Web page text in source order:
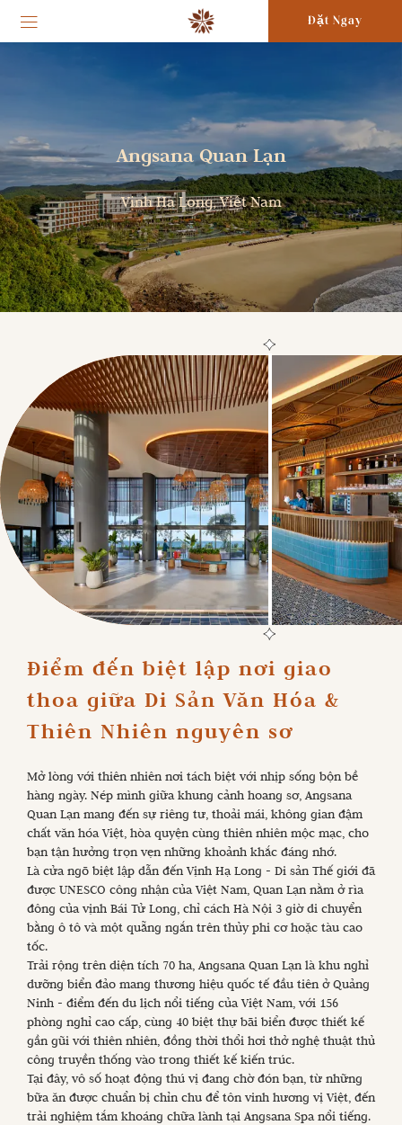
Đặt Ngay
Angsana Quan Lạn
Vịnh Hạ Long, Việt Nam
Điểm đến biệt lập nơi giao
thoa giữa Di Sản Văn Hóa &
Thiên Nhiên nguyên sơ
Mở lòng với thiên nhiên nơi tách biệt với nhịp sống bộn bề
hàng ngày. Nép mình giữa khung cảnh hoang sơ, Angsana
Quan Lạn mang đến sự riêng tư, thoải mái, không gian đậm
chất văn hóa Việt, hòa quyện cùng thiên nhiên mộc mạc, cho
bạn tận hưởng trọn vẹn những khoảnh khắc đáng nhớ.
Là cửa ngõ biệt lập dẫn đến Vịnh Hạ Long - Di sản Thế giới đã
được UNESCO công nhận của Việt Nam, Quan Lạn nằm ở rìa
đông của vịnh Bái Tử Long, chỉ cách Hà Nội 3 giờ di chuyển
bằng ô tô và một quẵng ngắn trên thủy phi cơ hoặc tàu cao
tốc.
Trải rộng trên diện tích 70 ha, Angsana Quan Lạn là khu nghỉ
dưỡng biển đảo mang thương hiệu quốc tế đầu tiên ở Quảng
Ninh - điểm đến du lịch nổi tiếng của Việt Nam, với 156
phòng nghỉ cao cấp, cùng 40 biệt thự bãi biển được thiết kế
gần gũi với thiên nhiên, đồng thời thổi hơi thở nghệ thuật thủ
công truyền thống vào trong thiết kế kiến trúc.
Tại đây, vô số hoạt động thú vị đang chờ đón bạn, từ những
bữa ăn được chuẩn bị chỉn chu để tôn vinh hương vị Việt, đến
trải nghiệm tắm khoáng chữa lành tại Angsana Spa nổi tiếng.